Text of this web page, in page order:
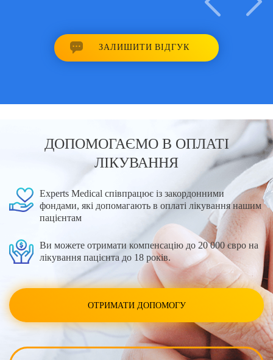
ЗАЛИШИТИ ВІДГУК
ДОПОМОГАЄМО В ОПЛАТІ
ЛІКУВАННЯ
Experts Medical співпрацює із закордонними
фондами, які допомагають в оплаті лікування нашим
пацієнтам
Ви можете отримати компенсацію до 20 000 євро на
лікування пацієнта до 18 років.
ОТРИМАТИ ДОПОМОГУ